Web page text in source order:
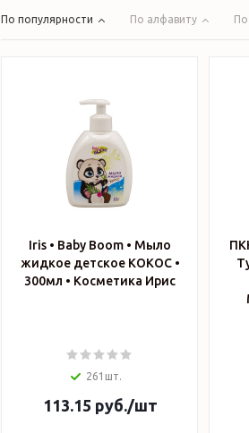
По популярности По алфавиту По
Iris • Baby Boom • Мыло
жидкое детское КОКОС •
300мл • Косметика Ирис
261шт.
113.15 руб./шт